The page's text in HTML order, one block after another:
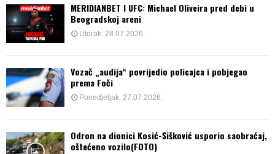
MERIDIANBET I UFC: Michael Oliveira pred debi u
Beogradskoj areni
Utorak, 28.07.2026.
Vozač „audija“ povrijedio policajca i pobjegao
prema Foči
Ponedjeljak, 27.07.2026.
Odron na dionici Kosić-Šišković usporio saobraćaj,
oštećeno vozilo(FOTO)